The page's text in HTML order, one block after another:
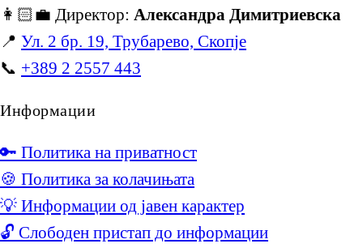
👩🏻‍💼 Директор: Александра Димитриевска
📍 Ул. 2 бр. 19, Трубарево, Скопје
📞 +389 2 2557 443
Информации
🔑 Политика на приватност
🍪 Политика за колачињата
💡 Информации од јавен карактер
🔓 Слободен пристап до информации